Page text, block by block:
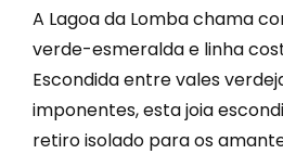
A Lagoa da Lomba chama
verde-esmeralda e linha
Escondida entre vales
imponentes, esta joia
retiro isolado para os